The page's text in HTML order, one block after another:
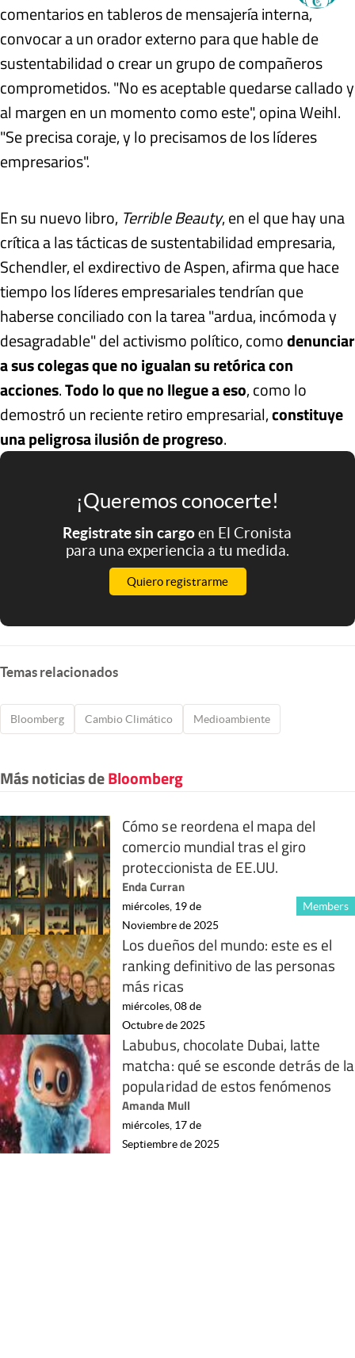
comentarios en tableros de mensajería interna,
convocar a un orador externo para que hable de
sustentabilidad o crear un grupo de compañeros
comprometidos. "No es aceptable quedarse callado y
al margen en un momento como este", opina Weihl.
"Se precisa coraje, y lo precisamos de los líderes
empresarios".
En su nuevo libro, Terrible Beauty, en el que hay una
crítica a las tácticas de sustentabilidad empresaria,
Schendler, el exdirectivo de Aspen, afirma que hace
tiempo los líderes empresariales tendrían que
haberse conciliado con la tarea "ardua, incómoda y
desagradable" del activismo político, comodenunciar
a sus colegas que no igualan su retórica con
acciones.Todo lo que no llegue a eso, como lo
demostró un reciente retiro empresarial,constituye
una peligrosa ilusión de progreso.
¡Queremos conocerte!
Registrate sin cargoen El Cronista
para una experiencia a tu medida.
Quiero registrarme
Temas relacionados
Bloomberg Cambio Climático Medioambiente
Más noticias deBloomberg
Cómo se reordena el mapa del
comercio mundial tras el giro
proteccionista de EE.UU.
Enda Curran
Members
miércoles, 19 de
Noviembre de 2025
Los dueños del mundo: este es el
ranking definitivo de las personas
más ricas
miércoles, 08 de
Octubre de 2025
Labubus, chocolate Dubai, latte
matcha: qué se esconde detrás de la
popularidad de estos fenómenos
Amanda Mull
miércoles, 17 de
Septiembre de 2025